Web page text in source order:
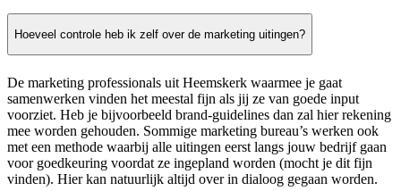
Hoeveel controle heb ik zelf over de marketing uitingen?
De marketing professionals uit Heemskerk waarmee je gaat
samenwerken vinden het meestal fijn als jij ze van goede input
voorziet. Heb je bijvoorbeeld brand-guidelines dan zal hier rekening
mee worden gehouden. Sommige marketing bureau’s werken ook
met een methode waarbij alle uitingen eerst langs jouw bedrijf gaan
voor goedkeuring voordat ze ingepland worden (mocht je dit fijn
vinden). Hier kan natuurlijk altijd over in dialoog gegaan worden.